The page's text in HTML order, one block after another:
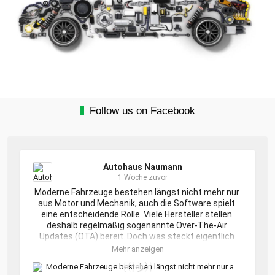
Follow us on Facebook
Autohaus Naumann
1 Woche zuvor
Moderne Fahrzeuge bestehen längst nicht mehr nur
aus Motor und Mechanik, auch die Software spielt
eine entscheidende Rolle. Viele Hersteller stellen
deshalb regelmäßig sogenannte Over-The-Air
Updates (OTA) bereit. Doch was steckt eigentlich
dahinter?
Kann bei Eurem Auto ein Software-Update
Mehr anzeigen